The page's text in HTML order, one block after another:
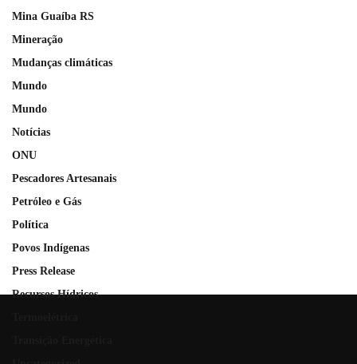
Mina Guaíba RS
Mineração
Mudanças climáticas
Mundo
Mundo
Notícias
ONU
Pescadores Artesanais
Petróleo e Gás
Política
Povos Indígenas
Press Release
Recursos Hídricos